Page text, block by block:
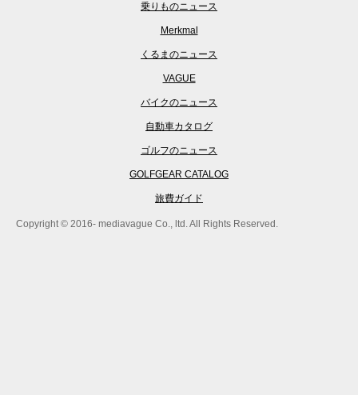
乗りものニュース
Merkmal
くるまのニュース
VAGUE
バイクのニュース
自動車カタログ
ゴルフのニュース
GOLFGEAR CATALOG
旅費ガイド
Copyright © 2016- mediavague Co., ltd. All Rights Reserved.